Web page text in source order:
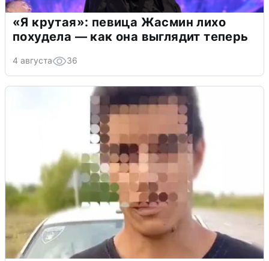
«Я крутая»: певица Жасмин лихо
похудела — как она выглядит теперь
4 августа 36